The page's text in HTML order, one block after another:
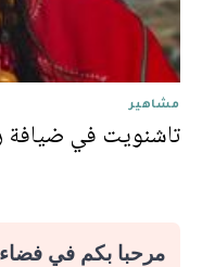
مشاهير
تاشنويت في ضيافة
مرحبا بكم في فضاء